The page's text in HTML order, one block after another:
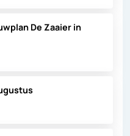
De Zaaier in